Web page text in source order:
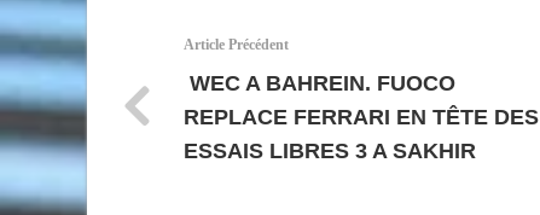
Article Précédent
WEC A BAHREIN. FUOCO
REPLACE FERRARI EN TÊTE DES
ESSAIS LIBRES 3 A SAKHIR